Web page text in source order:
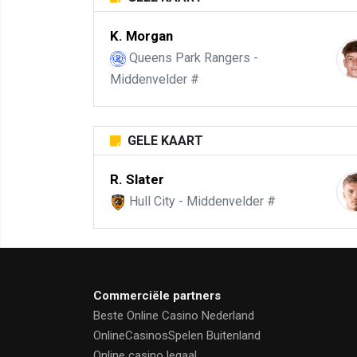
K. Morgan
Queens Park Rangers -
Middenvelder #
GELE KAART
R. Slater
Hull City - Middenvelder #
Commerciële partners
Beste Online Casino Nederland
OnlineCasinosSpelen Buitenland